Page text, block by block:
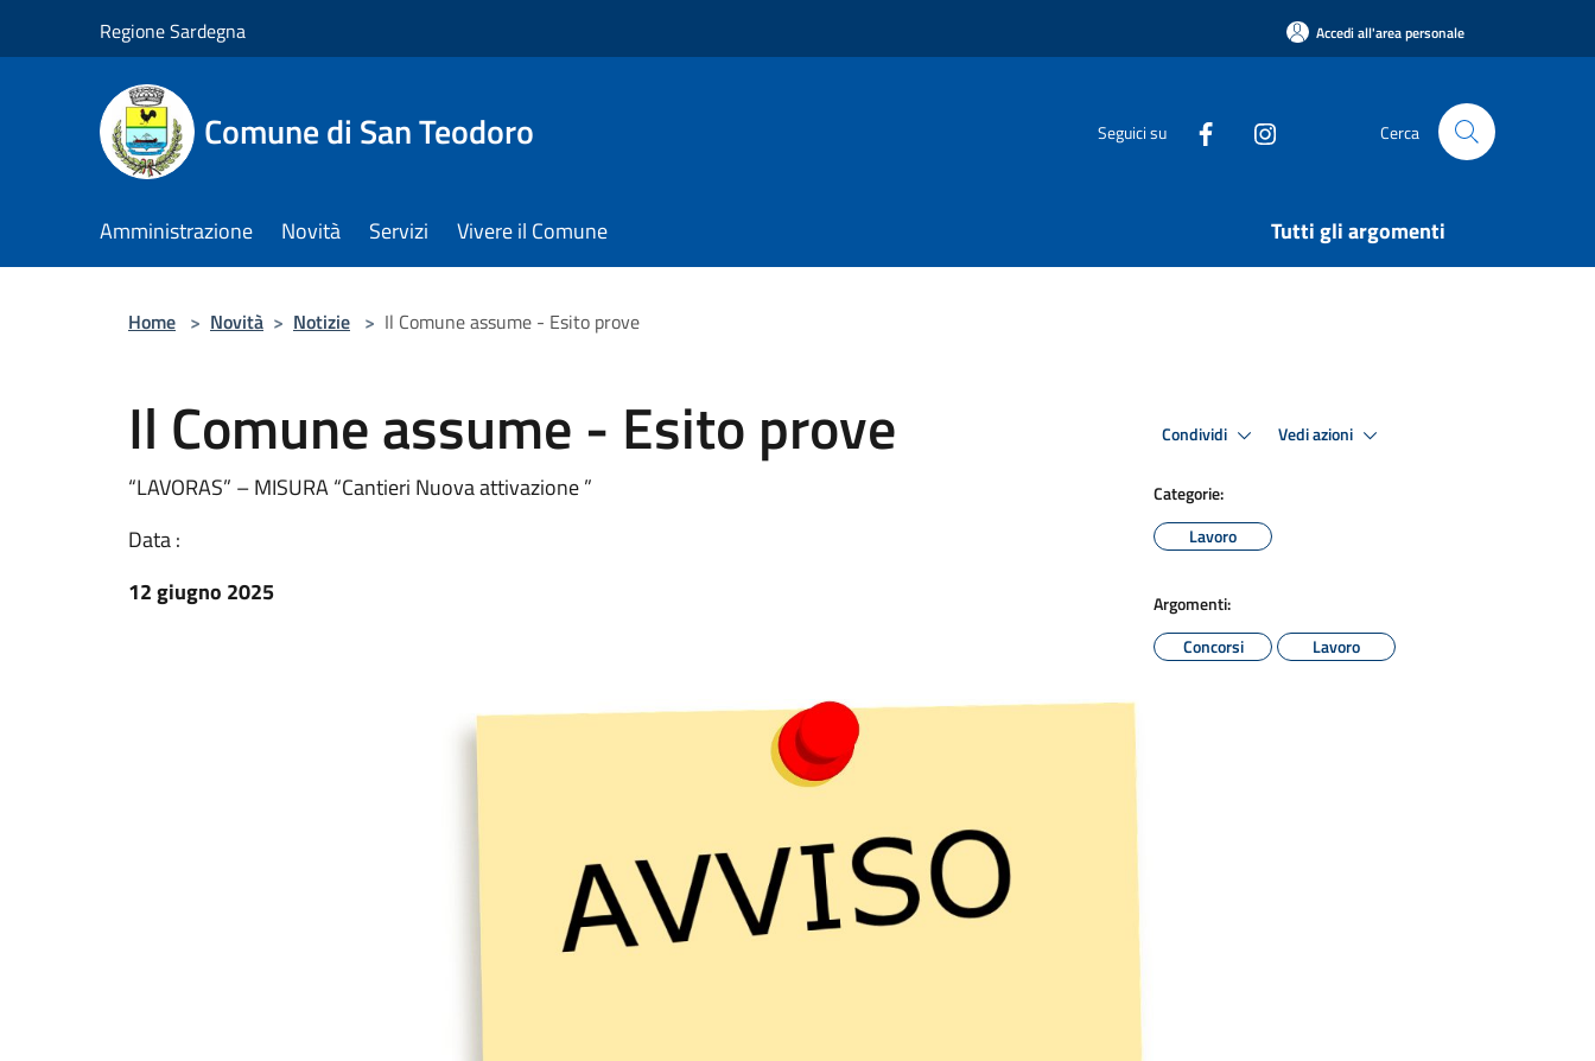
Regione Sardegna Accedi all'area personale
Comune di San Teodoro Seguici su Cerca
Amministrazione Novità Servizi Vivere il Comune Tutti gli argomenti
Home > Novità > Notizie > Il Comune assume - Esito prove
Il Comune assume - Esito prove
“LAVORAS” – MISURA “Cantieri Nuova attivazione ”
Data :
12 giugno 2025
Condividi Vedi azioni
Categorie:
Lavoro
Argomenti:
Concorsi
Lavoro